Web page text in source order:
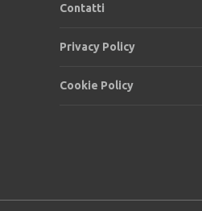
Contatti
Privacy Policy
Cookie Policy